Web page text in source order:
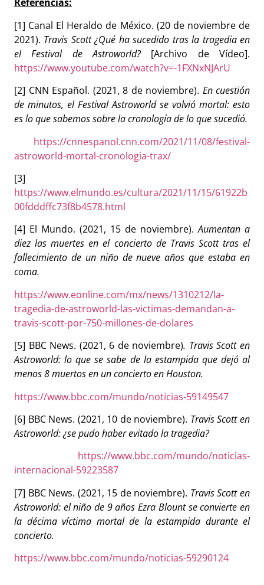
Referencias:
[1] Canal El Heraldo de México. (20 de noviembre de
2021). Travis Scott ¿Qué ha sucedido tras la tragedia en
el Festival de Astroworld? [Archivo de Vídeo].
https://www.youtube.com/watch?v=-1FXNxNJArU
[2] CNN Español. (2021, 8 de noviembre). En cuestión
de minutos, el Festival Astroworld se volvió mortal: esto
es lo que sabemos sobre la cronología de lo que sucedió.
https://cnnespanol.cnn.com/2021/11/08/festival-
astroworld-mortal-cronologia-trax/
[3]
https://www.elmundo.es/cultura/2021/11/15/61922b
00fdddffc73f8b4578.html
[4] El Mundo. (2021, 15 de noviembre).Aumentan a
diez las muertes en el concierto de Travis Scott tras el
fallecimiento de un niño de nueve años que estaba en
coma.
https://www.eonline.com/mx/news/1310212/la-
tragedia-de-astroworld-las-victimas-demandan-a-
travis-scott-por-750-millones-de-dolares
[5] BBC News. (2021, 6 de noviembre). Travis Scott en
Astroworld: lo que se sabe de la estampida que dejó al
menos 8 muertos en un concierto en Houston.
https://www.bbc.com/mundo/noticias-59149547
[6] BBC News. (2021, 10 de noviembre). Travis Scott en
Astroworld: ¿se pudo haber evitado la tragedia?
https://www.bbc.com/mundo/noticias-
internacional-59223587
[7] BBC News. (2021, 15 de noviembre). Travis Scott en
Astroworld: el niño de 9 años Ezra Blount se convierte en
la décima víctima mortal de la estampida durante el
concierto.
https://www.bbc.com/mundo/noticias-59290124